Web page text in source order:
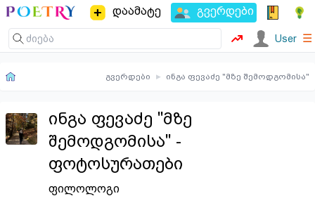
დაამატე გვერდები
User ☰
გვერდები ▸ ინგა ფევაძე "მზე შემოდგომისა"
ინგა ფევაძე "მზე
შემოდგომისა" -
ფოტოსურათები
ფილოლოგი